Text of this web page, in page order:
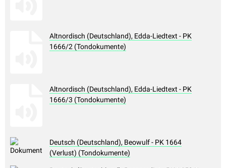
Altnordisch (Deutschland), Edda-Liedtext - PK
1666/2 (Tondokumente)
Altnordisch (Deutschland), Edda-Liedtext - PK
1666/3 (Tondokumente)
Deutsch (Deutschland), Beowulf - PK 1664
(Verlust) (Tondokumente)